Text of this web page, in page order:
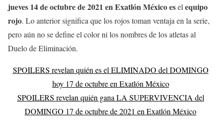
jueves 14de octubrede 2021 en Exatlón Méxicoesel equipo
rojo. Lo anterior significa que los rojos toman ventaja en la serie,
pero aún no se define el color ni los nombres de los atletas al
Duelo de Eliminación.
SPOILERS revelan quién es el ELIMINADO del DOMINGO
hoy 17 de octubre en Exatlón México
SPOILERS revelan quién gana LA SUPERVIVENCIA del
DOMINGO 17 de octubre de 2021 en Exatlón México